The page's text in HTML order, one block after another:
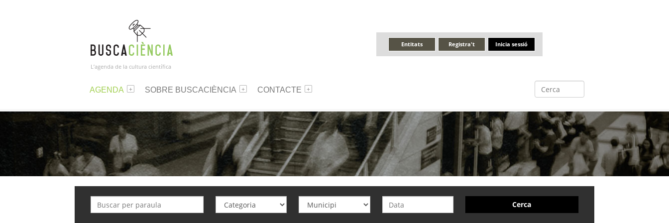
L’agenda de la cultura científica
Inicia sessió
Registra't
Entitats
AGENDA SOBRE BUSCACIÈNCIA CONTACTE
Cerca